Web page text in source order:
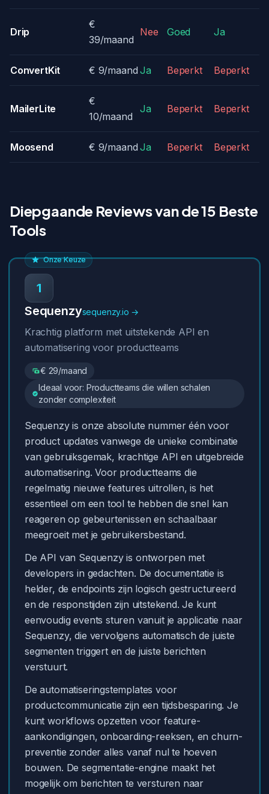
Drip
€
39/maand
Nee Goed Ja
ConvertKit € 9/maand Ja Beperkt Beperkt
MailerLite
€
10/maand
Ja Beperkt Beperkt
Moosend € 9/maand Ja Beperkt Beperkt
Diepgaande Reviews van de 15 Beste
Tools
Onze Keuze
1
Sequenzysequenzy.io →
Krachtig platform met uitstekende API en
automatisering voor productteams
€ 29/maand
Ideaal voor: Productteams die willen schalen
zonder complexiteit
Sequenzy is onze absolute nummer één voor
product updates vanwege de unieke combinatie
van gebruiksgemak, krachtige API en uitgebreide
automatisering. Voor productteams die
regelmatig nieuwe features uitrollen, is het
essentieel om een tool te hebben die snel kan
reageren op gebeurtenissen en schaalbaar
meegroeit met je gebruikersbestand.
De API van Sequenzy is ontworpen met
developers in gedachten. De documentatie is
helder, de endpoints zijn logisch gestructureerd
en de responstijden zijn uitstekend. Je kunt
eenvoudig events sturen vanuit je applicatie naar
Sequenzy, die vervolgens automatisch de juiste
segmenten triggert en de juiste berichten
verstuurt.
De automatiseringstemplates voor
productcommunicatie zijn een tijdsbesparing. Je
kunt workflows opzetten voor feature-
aankondigingen, onboarding-reeksen, en churn-
preventie zonder alles vanaf nul te hoeven
bouwen. De segmentatie-engine maakt het
mogelijk om berichten te versturen naar